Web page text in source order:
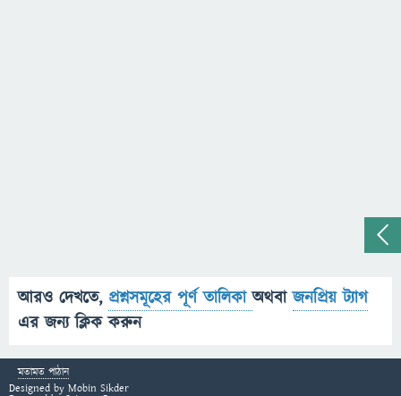
আরও দেখতে, প্রশ্নসমূহের পূর্ণ তালিকাঅথবাজনপ্রিয় ট্যাগ
এর জন্য ক্লিক করুন
মতামত পাঠান
Designed by Mobin Sikder